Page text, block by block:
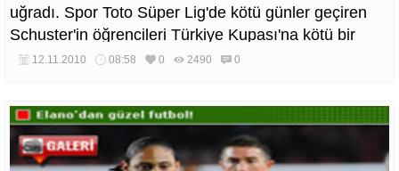
uğradı. Spor Toto Süper Lig'de kötü günler geçiren
Schuster'in öğrencileri Türkiye Kupası'na kötü bir
başlangıç yapmış oldu. Bank Asya 1. Lig ekiplerinden
boynu bükük ayrıldı.
12.11.2010 08:58 0 2490 0